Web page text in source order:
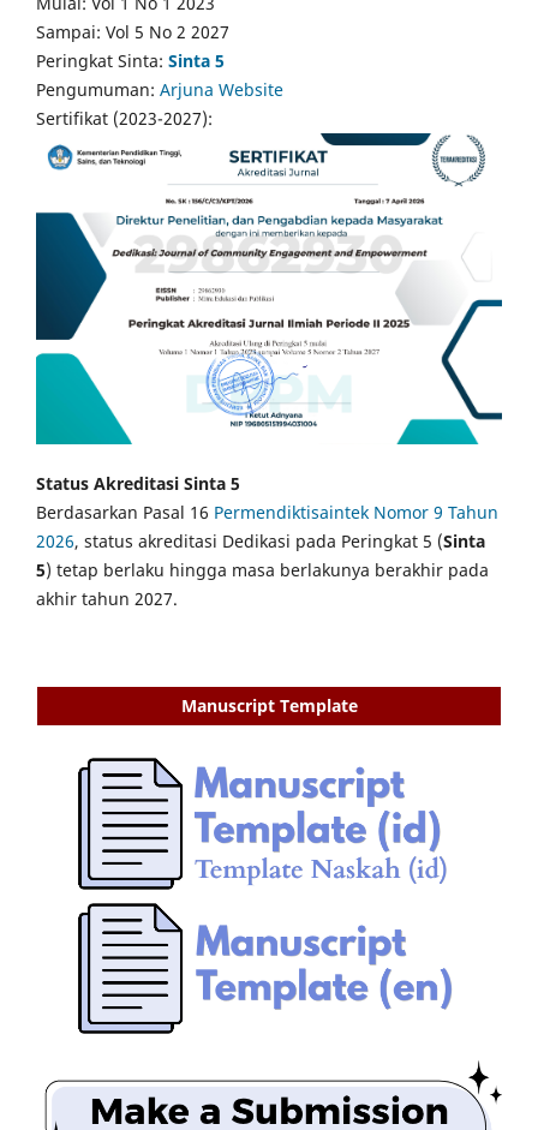
Sampai: Vol 5 No 2 2027
Peringkat Sinta: Sinta 5
Pengumuman: Arjuna Website
Sertifikat (2023-2027):
Status Akreditasi Sinta 5
Berdasarkan Pasal 16 Permendiktisaintek Nomor 9 Tahun
2026, status akreditasi Dedikasi pada Peringkat 5 (Sinta
5) tetap berlaku hingga masa berlakunya berakhir pada
akhir tahun 2027.
Manuscript Template